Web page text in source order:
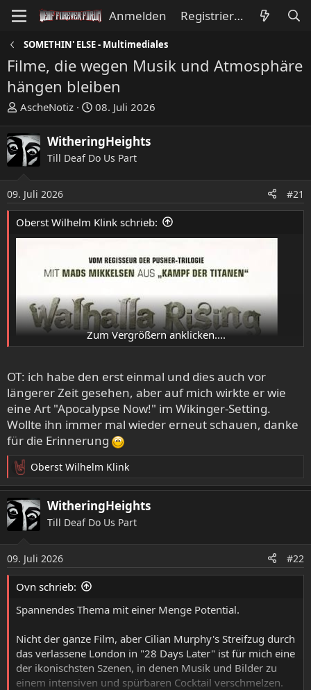
Anmelden Registrieren
SOMETHIN' ELSE - Multimediales
Filme, die wegen Musik und Atmosphäre
hängen bleiben
E
s
t
e
l
e
r
AscheNotiz
E
s
t
e
l
t
a
m
08. Juli 2026
WitheringHeights
Till Deaf Do Us Part
09. Juli 2026 #21
Oberst Wilhelm Klink schrieb:
Obwohl ich der Handlung wegen der sporadischen
Er bietet düstere Landschaften, Wikinger und eine
beklemmende, aggressive Grundstimmung.
Zum Vergrößern anklicken....
OT: ich habe den erst einmal und dies auch vor
längerer Zeit gesehen, aber auf mich wirkte er wie
eine Art "Apocalypse Now!" im Wikinger-Setting.
Wollte ihn immer mal wieder erneut schauen, danke
für die Erinnerung
R
e
a
k
t
n
e
n
Oberst Wilhelm Klink
WitheringHeights
Till Deaf Do Us Part
09. Juli 2026 #22
Ovn schrieb:
Spannendes Thema mit einer Menge Potential.
Nicht der ganze Film, aber Cilian Murphy's Streifzug durch
das verlassene London in "28 Days Later" ist für mich eine
der ikonischsten Szenen, in denen Musik und Bilder zu
einem intensiven und spürbaren Cocktail verschmelzen.